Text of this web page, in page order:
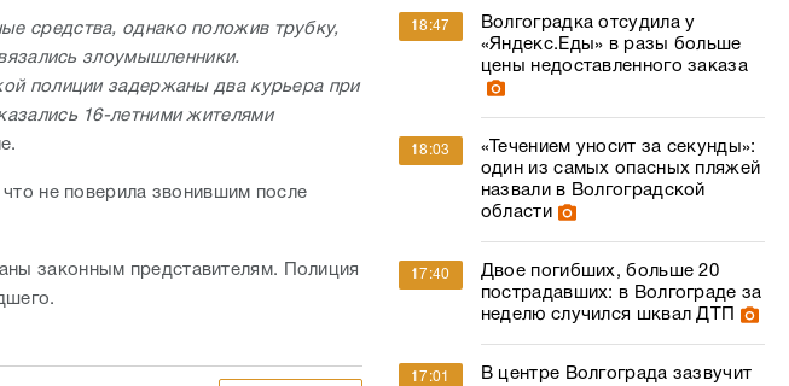
средства, однако положив трубку,
злоумышленники.
полиции задержаны два курьера при
16-летними жителями
не поверила звонившим после
законным представителям. Полиция
18:47
Волгоградка отсудила у
«Яндекс.Еды» в разы больше
цены недоставленного заказа
18:03
«Течением уносит за секунды»:
один из самых опасных пляжей
назвали в Волгоградской
области
17:40
Двое погибших, больше 20
пострадавших: в Волгограде за
неделю случился шквал ДТП
17:01
В центре Волгограда зазвучит